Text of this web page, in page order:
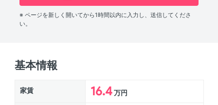
※ ページを新しく開いてから1時間以内に入力し、送信してくださ
い。
基本情報
家賃 16.4万円